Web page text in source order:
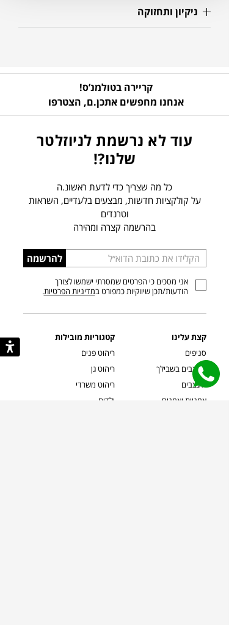
ניקיון ותחזוקה
קריירה בטולמנ’ס!
אנחנו מחפשים אתכן.ם, הצטרפו
עוד לא נרשמת לניוזלטר
שלנו?!
כל מה שצריך כדי לדעת ראשונ.ה
על קולקציות חדשות, מבצעים בלעדיים, השראות
וטרנדים
בהרשמה קצרה ומהירה
הכניסו
כתובת
דוא”ל
להרשמה
אני מסכים כי הפרטים שמסרתי ישמשו לצורך
הודעות/תכן שיווקיות כמפורט במדיניות הפרטיות.
קצת עלינו
סניפים
מעצבים בשבילך
מעצבים
אמניות ואמנים
קטגוריות מובילות
ריהוט פנים
ריהוט גן
ריהוט משרדי
ילדים